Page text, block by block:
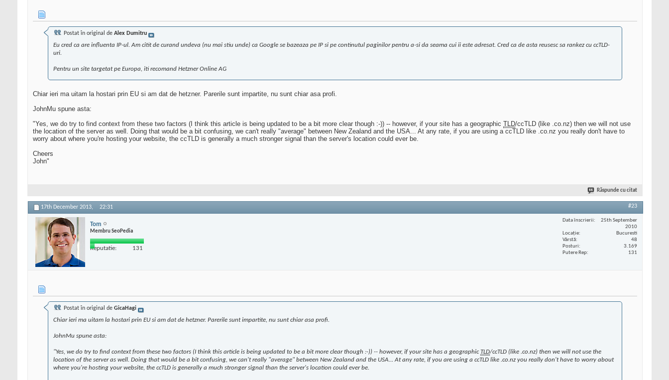
Postat în original de Alex Dumitru
Eu cred ca are influenta IP-ul. Am citit de curand undeva (nu mai stiu unde) ca Google se bazeaza pe IP si pe continutul paginilor pentru a-si da seama cui ii este adresat. Cred ca de asta reusesc sa rankez cu ccTLD-
uri.
Pentru un site targetat pe Europa, iti recomand Hetzner Online AG
Chiar ieri ma uitam la hostari prin EU si am dat de hetzner. Parerile sunt impartite, nu sunt chiar asa profi.
JohnMu spune asta:
"Yes, we do try to find context from these two factors (I think this article is being updated to be a bit more clear though :-)) -- however, if your site has a geographic TLD/ccTLD (like .co.nz) then we will not use
the location of the server as well. Doing that would be a bit confusing, we can't really "average" between New Zealand and the USA... At any rate, if you are using a ccTLD like .co.nz you really don't have to
worry about where you're hosting your website, the ccTLD is generally a much stronger signal than the server's location could ever be.
Cheers
John"
Răspunde cu citat
17th December 2013, 22:31 #23
Tom
Membru SeoPedia
Reputatie: 131
Data înscrierii
25th September
2010
Locaţie
Bucuresti
Vârstă
48
Posturi
3.169
Putere Rep
131
Postat în original de GicaHagi
Chiar ieri ma uitam la hostari prin EU si am dat de hetzner. Parerile sunt impartite, nu sunt chiar asa profi.
JohnMu spune asta:
"Yes, we do try to find context from these two factors (I think this article is being updated to be a bit more clear though :-)) -- however, if your site has a geographicTLD/ccTLD (like .co.nz) then we will not use the
location of the server as well. Doing that would be a bit confusing, we can't really "average" between New Zealand and the USA... At any rate, if you are using a ccTLD like .co.nz you really don't have to worry about
where you're hosting your website, the ccTLD is generally a much stronger signal than the server's location could ever be.